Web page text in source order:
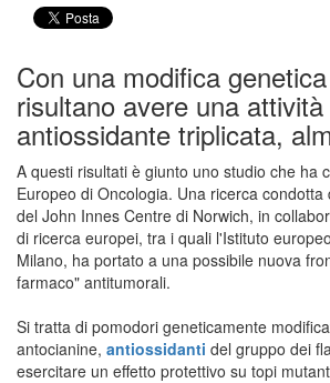
Con una modifica
risultano avere una attività
antiossidante triplicata,
A questi risultati è giunto uno studio che ha
Europeo di Oncologia. Una ricerca
del John Innes Centre di Norwich, in
di ricerca europei, tra i quali l'Istituto
Milano, ha portato a una possibile nuova
farmaco" antitumorali.
Si tratta di pomodori geneticamente
antocianine, antiossidanti del gruppo dei
esercitare un effetto protettivo su topi